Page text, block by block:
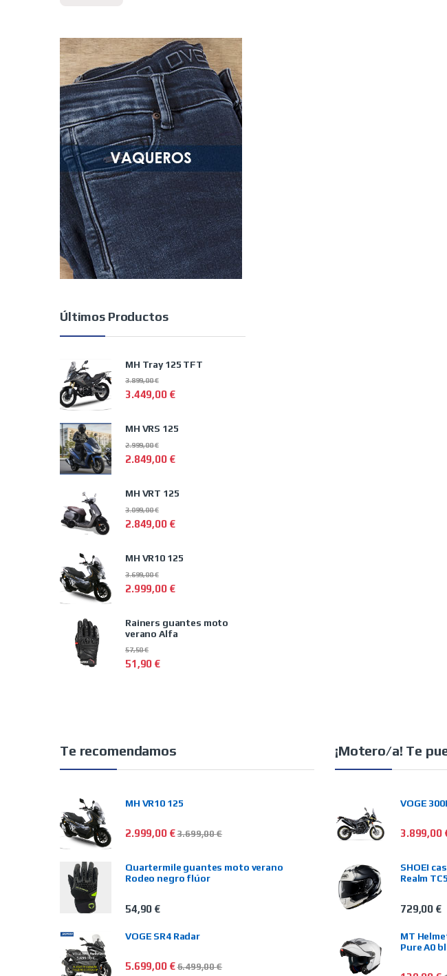
Últimos Productos
MH Tray 125 TFT
3.449,00 €
3.899,00€
MH VRS 125
2.849,00 €
2.999,00€
MH VRT 125
2.849,00 €
3.099,00€
MH VR10 125
2.999,00 €
3.699,00€
Rainers guantes moto
verano Alfa
51,90 €
57,50€
Te recomendamos
MH VR10 125
2.999,00 €3.699,00€
Quartermile guantes moto verano
Rodeo negro flúor
54,90 €
VOGE SR4 Radar
5.699,00 €6.499,00€
¡Motero/a! Te
VOGE
3.899,00
SHOEI
Realm TC5
729,00 €
MT
Pure A0